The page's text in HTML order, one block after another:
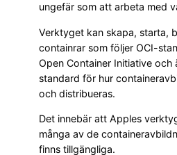
ungefär som att arbeta med
Verktyget kan skapa, starta,
containrar som följer OCI-
Open Container Initiative och
standard för hur
och distribueras.
Det innebär att Apples
många av de
finns tillgängliga.